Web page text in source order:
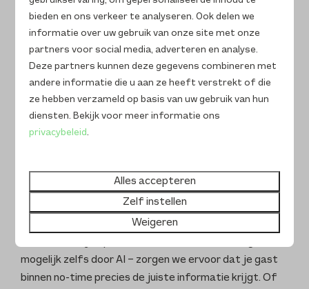
Stel, je gast is aangekomen en wil ontspannen in de
jacuzzi. Dan zit hij of zij vast niet te wachten op een
lange aankomstmail waarin gezocht moet worden naar
We zijn daarom van mening dat we het makkelijk
moeten maken. Via WhatsApp kan je gast direct
mogelijk zelfs door AI – zorgen we ervoor dat je gast
binnen no-time precies de juiste informatie krijgt. Of
bieden en ons verkeer te analyseren. Ook delen we
informatie over uw gebruik van onze site met onze
partners voor social media, adverteren en analyse.
Deze partners kunnen deze gegevens combineren met
andere informatie die u aan ze heeft verstrekt of die
ze hebben verzameld op basis van uw gebruik van hun
diensten. Bekijk voor meer informatie ons
privacybeleid.
Alles accepteren
Zelf instellen
Weigeren